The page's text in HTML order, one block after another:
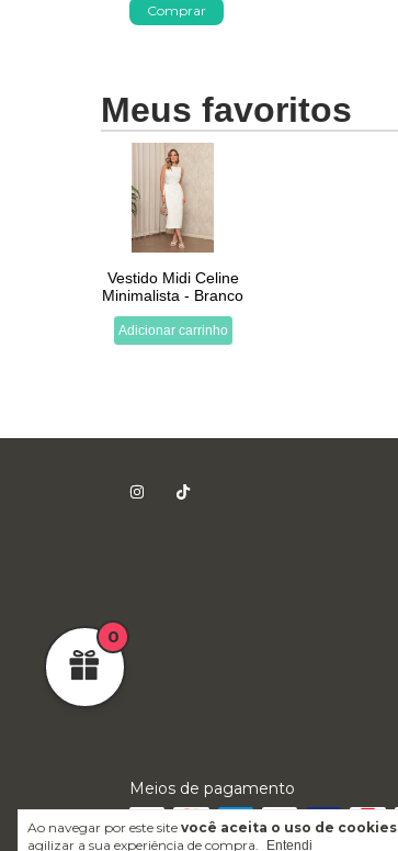
Ao navegar por este site você aceita o uso de cookies
agilizar a sua experiência de compra.
Entendi
Comprar
Meios de pagamento
0